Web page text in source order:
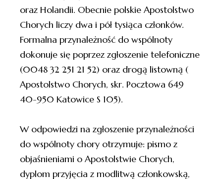
oraz Holandii. Obecnie polskie Apostolstwo
Chorych liczy dwa i pół tysiąca członków.
Formalna przynależność do wspólnoty
dokonuje się poprzez zgłoszenie telefoniczne
(0048 32 251 21 52) oraz drogą listowną (
Apostolstwo Chorych, skr. Pocztowa 649
40-950 Katowice S 105).
W odpowiedzi na zgłoszenie przynależności
do wspólnoty chory otrzymuje: pismo z
objaśnieniami o Apostolstwie Chorych,
dyplom przyjęcia z modlitwą członkowską,